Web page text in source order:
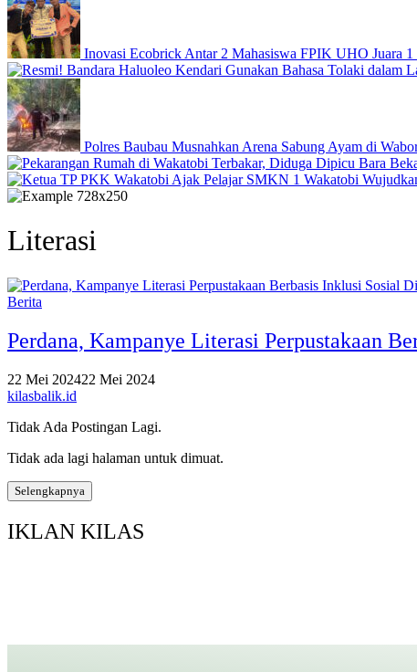
Inovasi Ecobrick Antar 2 Mahasiswa FPIK UHO Juara
Polres Baubau Musnahkan Arena Sabung Ayam di
Literasi
Berita
Perdana, Kampanye Literasi Perpustakaan
22 Mei 202422 Mei 2024
kilasbalik.id
Tidak Ada Postingan Lagi.
Tidak ada lagi halaman untuk dimuat.
Selengkapnya
IKLAN KILAS